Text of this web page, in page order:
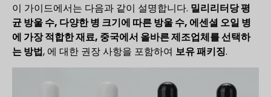
이 가이드에서는 다음과 같이 설명합니다. 밀리리터당 평
균 방울 수, 다양한 병 크기에 따른 방울 수, 에센셜 오일 병
에 가장 적합한 재료, 중국에서 올바른 제조업체를 선택하
는 방법, 에 대한 권장 사항을 포함하여 보유 패키징.